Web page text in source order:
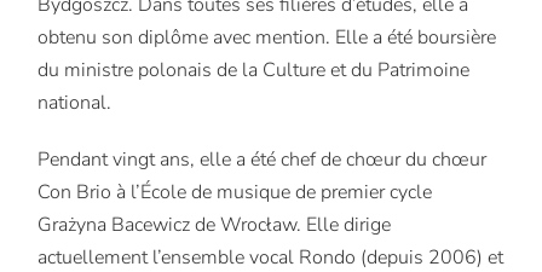
obtenu son diplôme avec mention. Elle a été boursière
du ministre polonais de la Culture et du Patrimoine
national.
Pendant vingt ans, elle a été chef de chœur du chœur
Con Brio à l’École de musique de premier cycle
Grażyna Bacewicz de Wrocław. Elle dirige
actuellement l’ensemble vocal Rondo (depuis 2006) et